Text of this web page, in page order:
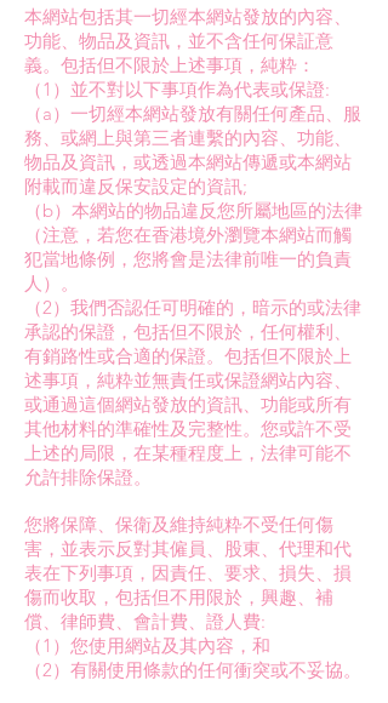
本網站包括其一切經本網站發放的內容、
功能、物品及資訊，並不含任何保証意
義。包括但不限於上述事項，純粋：
（1）並不對以下事項作為代表或保證:
（a）一切經本網站發放有關任何產品、服
務、或網上與第三者連繫的內容、功能、
物品及資訊，或透過本網站傳遞或本網站
附載而違反保安設定的資訊;
（b）本網站的物品違反您所屬地區的法律
（注意，若您在香港境外瀏覽本網站而觸
犯當地條例，您將會是法律前唯一的負責
人）。
（2）我們否認任可明確的，暗示的或法律
承認的保證，包括但不限於，任何權利、
有銷路性或合適的保證。包括但不限於上
述事項，純粋並無責任或保證網站內容、
或通過這個網站發放的資訊、功能或所有
其他材料的準確性及完整性。您或許不受
上述的局限，在某種程度上，法律可能不
允許排除保證。
您將保障、保衛及維持純粋不受任何傷
害，並表示反對其僱員、股東、代理和代
表在下列事項，因責任、要求、損失、損
傷而收取，包括但不用限於，興趣、補
償、律師費、會計費、證人費:
（1）您使用網站及其內容，和
（2）有關使用條款的任何衝突或不妥協。